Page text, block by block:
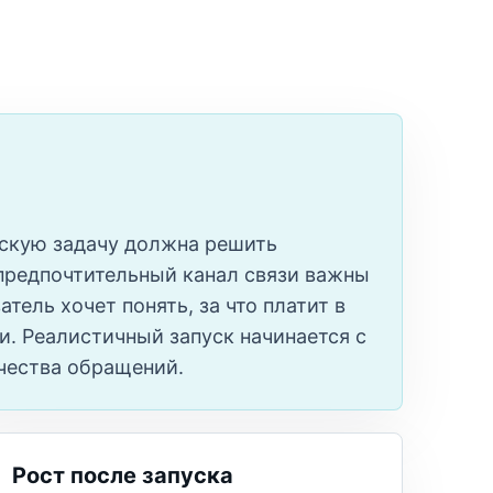
задачу должна решить
канал связи важны
хочет понять, за что платит в
Реалистичный запуск начинается с
обращений.
Рост после запуска